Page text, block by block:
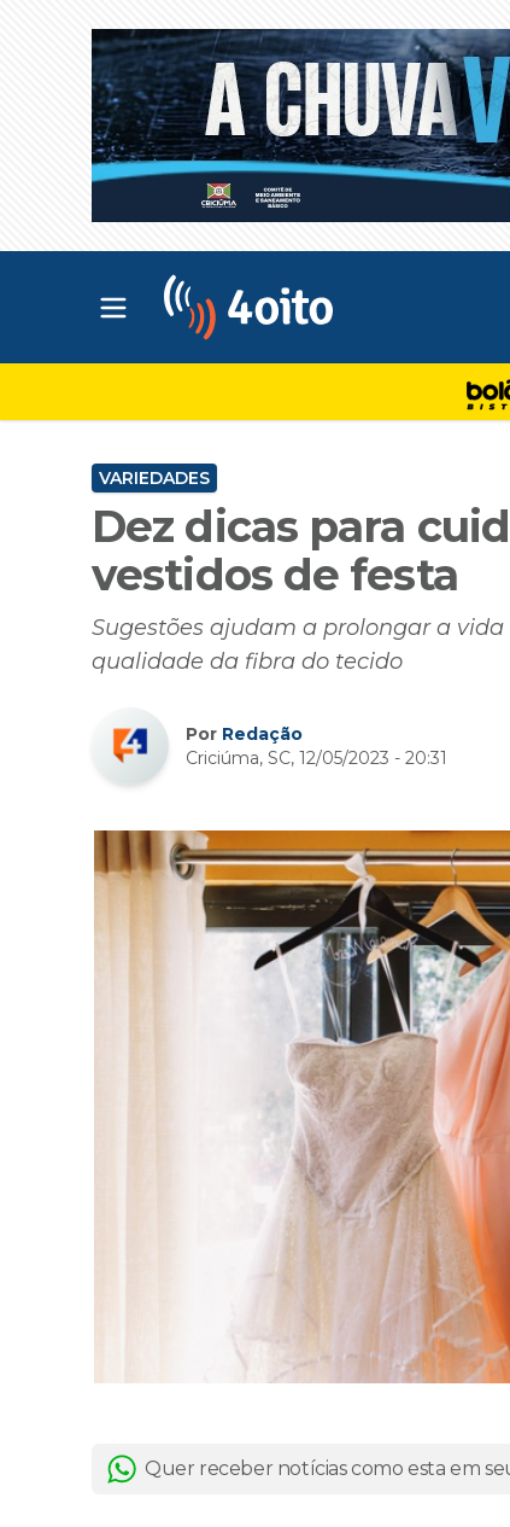
Abrir menu principal
VARIEDADES
Dez dicas para
vestidos de festa
Sugestões ajudam a prolongar a
qualidade da fibra do tecido
Por Redação
Criciúma, SC, 12/05/2023 - 20:31
Quer receber notícias como esta em